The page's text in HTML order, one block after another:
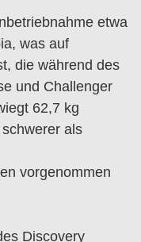
etwa
was auf
die während des
und Challenger
62,7 kg
als
vorgenommen
Discovery